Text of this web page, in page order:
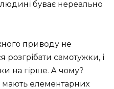
людині буває нереально
приводу не
самотужки, і
на гірше. А чому?
елементарних